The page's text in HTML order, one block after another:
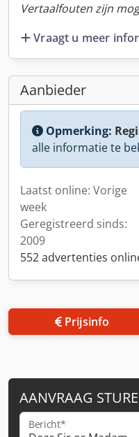
Vertaalfouten zijn
Vraagt u meer
Aanbieder
Opmerking:
alle informatie te
Laatst online: Vorige
week
Geregistreerd sinds:
2009
552 advertenties
Prijsinfo
AANVRAAG
Bericht*